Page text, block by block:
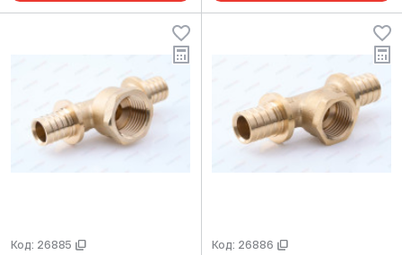
Код: 26885 Код: 26886